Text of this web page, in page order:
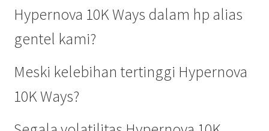
Hypernova 10K Ways dalam hp alias
gentel kami?
Meski kelebihan tertinggi Hypernova
10K Ways?